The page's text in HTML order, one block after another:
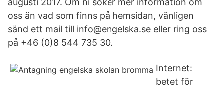
augusti 2017. Om ni söker mer information om
oss än vad som finns på hemsidan, vänligen
sänd ett mail till info@engelska.se eller ring oss
på +46 (0)8 544 735 30.
Internet:
betet för